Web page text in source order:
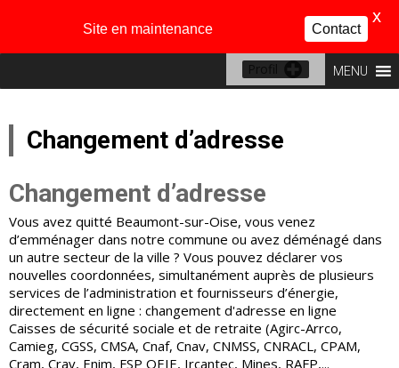
Profil MENU
Changement d’adresse
Changement d’adresse
Vous avez quitté Beaumont-sur-Oise, vous venez
d’emménager dans notre commune ou avez déménagé dans
un autre secteur de la ville ? Vous pouvez déclarer vos
nouvelles coordonnées, simultanément auprès de plusieurs
services de l’administration et fournisseurs d’énergie,
directement en ligne : changement d'adresse en ligne
Caisses de sécurité sociale et de retraite (Agirc-Arrco,
Camieg, CGSS, CMSA, Cnaf, Cnav, CNMSS, CNRACL, CPAM,
Cram, Crav, Enim, FSP OEIE, Ircantec, Mines, RAFP,...
Site en maintenance Contact
X